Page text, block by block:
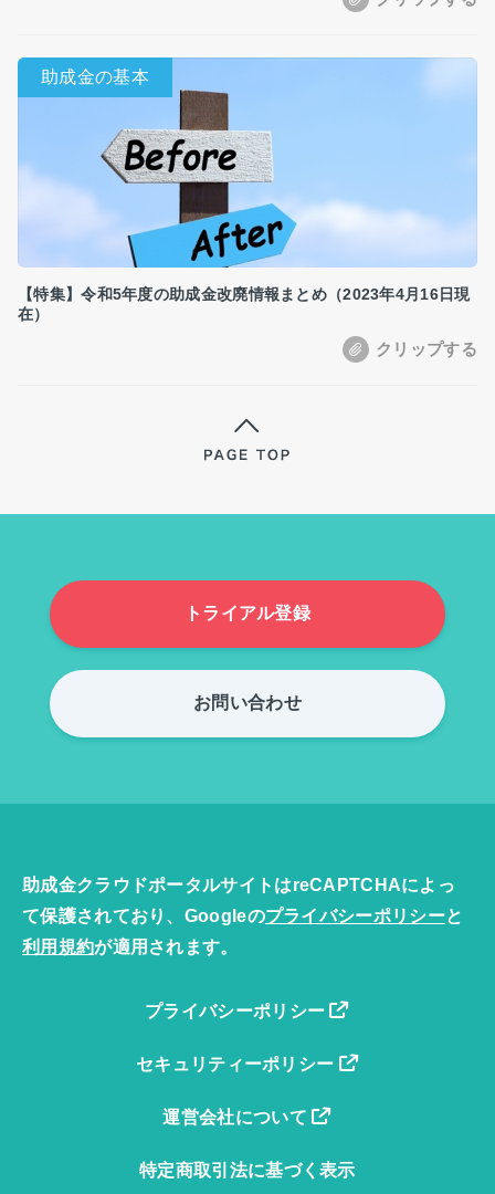
【特集】令和5年度の助成金改廃情報まとめ（2023年4月16日現
在）
トライアル登録
お問い合わせ
助成金クラウドポータルサイトはreCAPTCHAによっ
て保護されており、Googleのプライバシーポリシーと
利用規約が適用されます。
プライバシーポリシー
セキュリティーポリシー
運営会社について
特定商取引法に基づく表示